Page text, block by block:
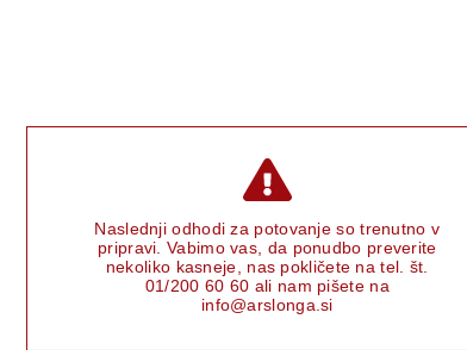
Naslednji odhodi za potovanje so trenutno v
pripravi. Vabimo vas, da ponudbo preverite
nekoliko kasneje, nas pokličete na tel. št.
01/200 60 60 ali nam pišete na
info@arslonga.si